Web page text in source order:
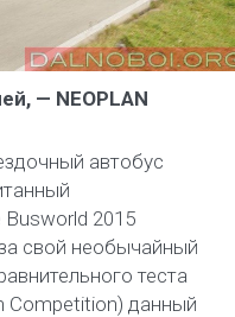
— NEOPLAN
автобус
Busworld 2015
свой необычайный
теста
Competition) данный